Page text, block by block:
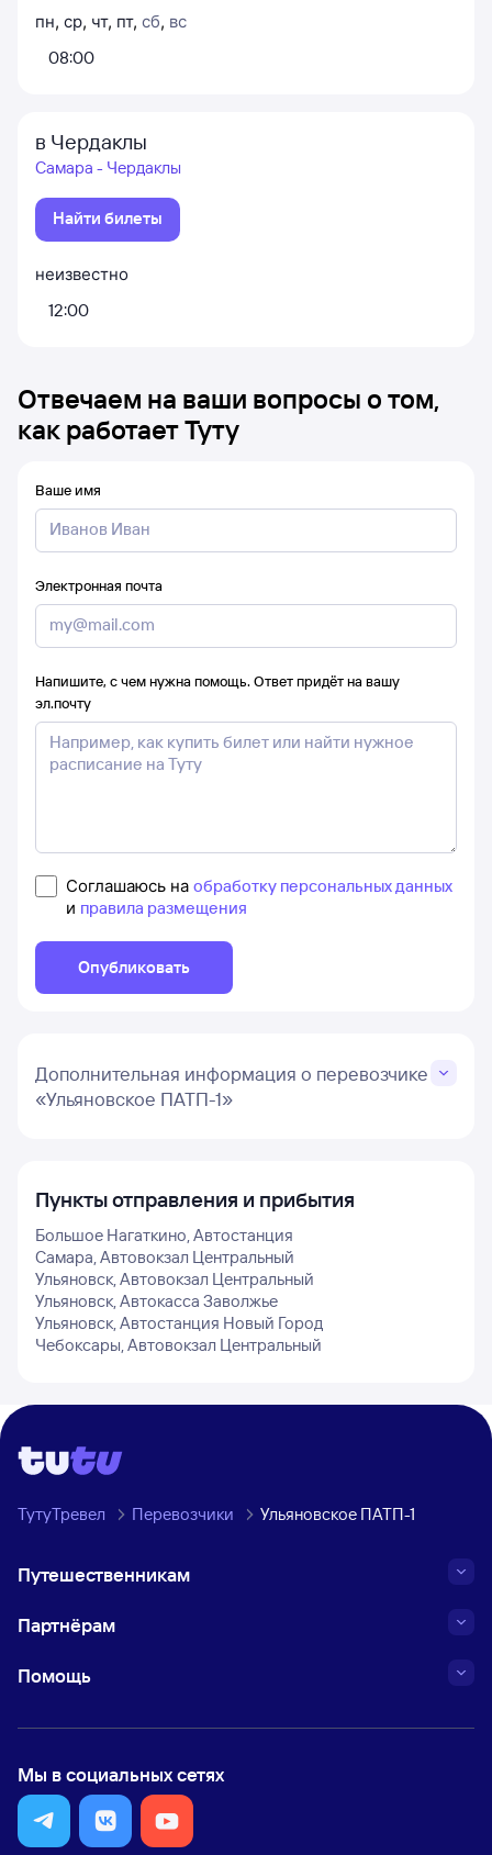
пн, ср, чт, пт, сб, вс
08:00
в Чердаклы
Самара - Чердаклы
Найти билеты
неизвестно
12:00
Отвечаем на ваши вопросы о том,
как работает Туту
Ваше имя
Электронная почта
Напишите, с чем нужна помощь. Ответ придёт на вашу
эл.почту
Соглашаюсь на обработку персональных данных
и правила размещения
Опубликовать
Дополнительная информация о перевозчике
«Ульяновское ПАТП-1»
Пункты отправления и прибытия
Большое Нагаткино, Автостанция
Самара, Автовокзал Центральный
Ульяновск, Автовокзал Центральный
Ульяновск, Автокасса Заволжье
Ульяновск, Автостанция Новый Город
Чебоксары, Автовокзал Центральный
ТутуТревел Перевозчики Ульяновское ПАТП-1
Путешественникам
Партнёрам
Помощь
Мы в социальных сетях